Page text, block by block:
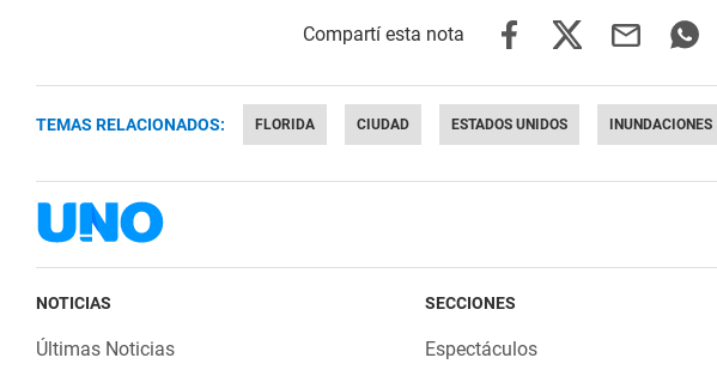
TEMAS RELACIONADOS: FLORIDA CIUDAD ESTADOS UNIDOS INUNDACIONES
NOTICIAS
Últimas Noticias
SECCIONES
Espectáculos